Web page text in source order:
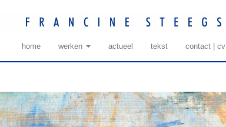
home werken actueel tekst contact | cv